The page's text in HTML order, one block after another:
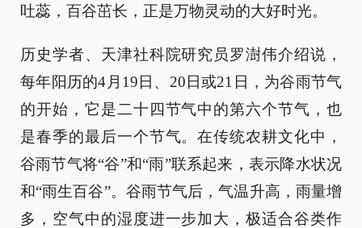
吐蕊，百谷茁长，正是万物灵动的大好时光。
历史学者、天津社科院研究员罗澍伟介绍说，
每年阳历的4月19日、20日或21日，为谷雨节气
的开始，它是二十四节气中的第六个节气，也
是春季的最后一个节气。在传统农耕文化中，
谷雨节气将“谷”和“雨”联系起来，表示降水状况
和“雨生百谷”。谷雨节气后，气温升高，雨量增
多，空气中的湿度进一步加大，极适合谷类作